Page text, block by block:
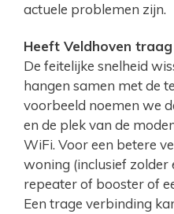
actuele problemen zijn.
Heeft Veldhoven
De feitelijke snelheid
hangen samen met de
voorbeeld noemen we
en de plek van de
WiFi. Voor een betere
woning (inclusief zolder
repeater of booster of
Een trage verbinding